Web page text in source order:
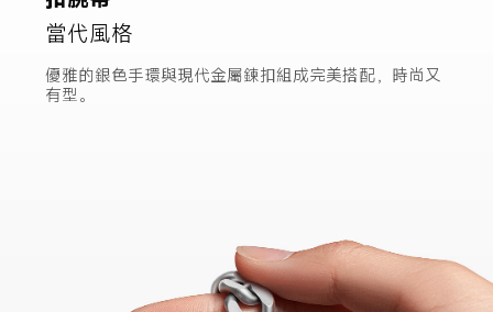
充滿活力能量
日出橘增添神秘玫瑰手環的動態魅力。以頂級尼龍材質
製成，透氣舒適，適合長時間佩戴。